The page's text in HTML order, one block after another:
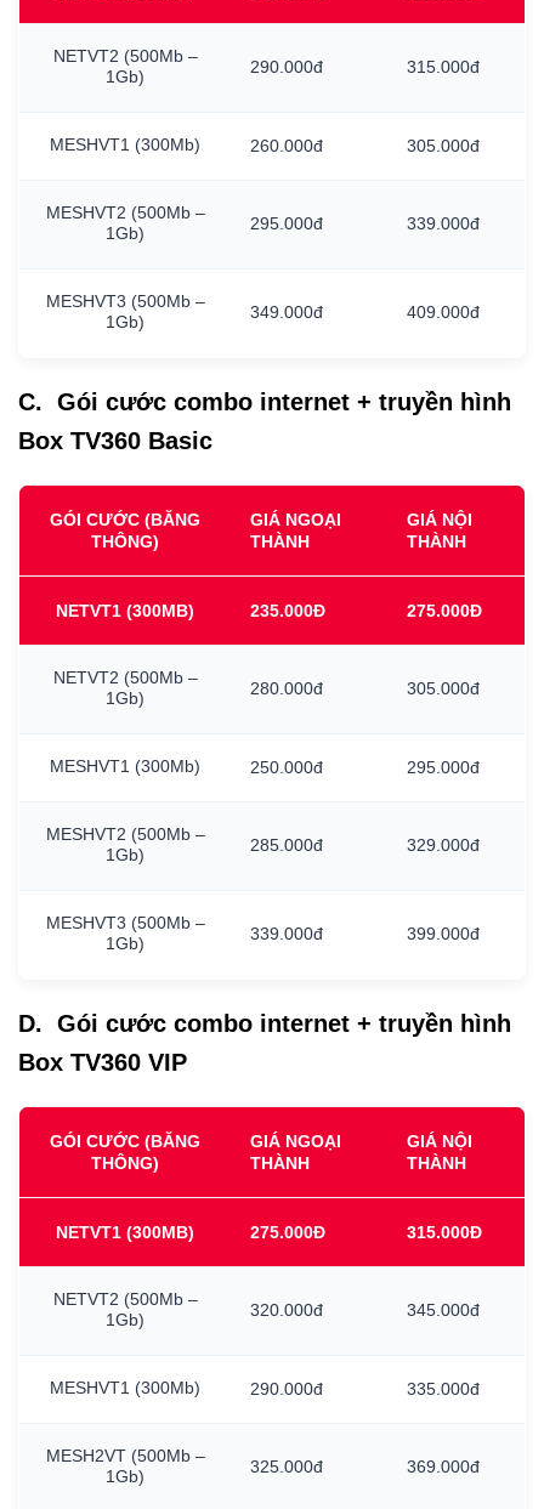
NETVT2 (500Mb –
1Gb)
290.000đ 315.000đ
MESHVT1 (300Mb) 260.000đ 305.000đ
MESHVT2 (500Mb –
1Gb)
295.000đ 339.000đ
MESHVT3 (500Mb –
1Gb)
349.000đ 409.000đ
C. Gói cước combo internet + truyền hình
Box TV360 Basic
GÓI CƯỚC (BĂNG
THÔNG)
GIÁ NGOẠI
THÀNH
GIÁ NỘI
THÀNH
NETVT1 (300MB) 235.000Đ 275.000Đ
NETVT2 (500Mb –
1Gb)
280.000đ 305.000đ
MESHVT1 (300Mb) 250.000đ 295.000đ
MESHVT2 (500Mb –
1Gb)
285.000đ 329.000đ
MESHVT3 (500Mb –
1Gb)
339.000đ 399.000đ
D. Gói cước combo internet + truyền hình
Box TV360 VIP
GÓI CƯỚC (BĂNG
THÔNG)
GIÁ NGOẠI
THÀNH
GIÁ NỘI
THÀNH
NETVT1 (300MB) 275.000Đ 315.000Đ
NETVT2 (500Mb –
1Gb)
320.000đ 345.000đ
MESHVT1 (300Mb) 290.000đ 335.000đ
MESH2VT (500Mb –
1Gb)
325.000đ 369.000đ